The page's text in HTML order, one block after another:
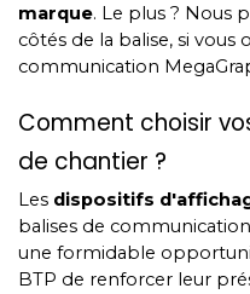
marque. Le plus ? Nous
côtés de la balise, si
communication
Comment choisir
de chantier ?
Les dispositifs
balises de
une formidable
BTP de renforcer leur